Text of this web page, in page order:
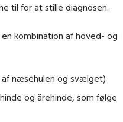
til for at stille diagnosen.
kombination af hoved- og
af næsehulen og svælget)
og årehinde, som følge